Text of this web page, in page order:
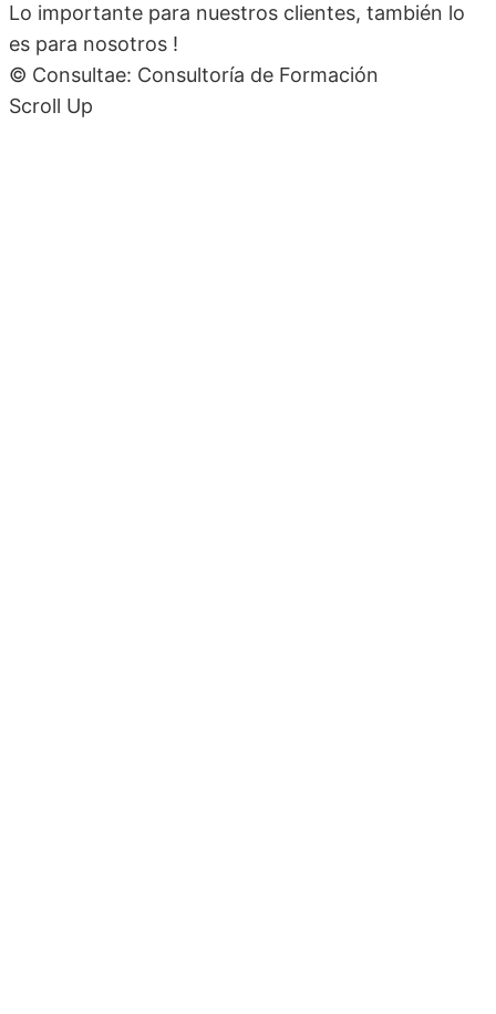
Lo importante para nuestros clientes, también lo
es para nosotros !
© Consultae: Consultoría de Formación
Scroll Up